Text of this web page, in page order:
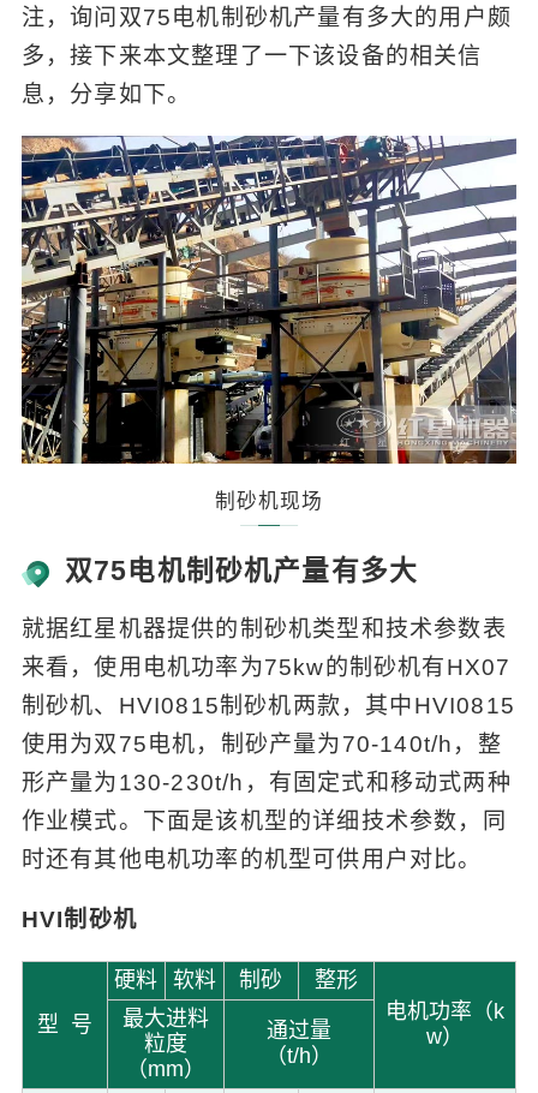
注，询问双75电机制砂机产量有多大的用户颇
多，接下来本文整理了一下该设备的相关信
息，分享如下。
制砂机现场
双75电机制砂机产量有多大
就据红星机器提供的制砂机类型和技术参数表
来看，使用电机功率为75kw的制砂机有HX07
制砂机、HVI0815制砂机两款，其中HVI0815
使用为双75电机，制砂产量为70-140t/h，整
形产量为130-230t/h，有固定式和移动式两种
作业模式。下面是该机型的详细技术参数，同
时还有其他电机功率的机型可供用户对比。
HVI制砂机
型 号
硬料 软料 制砂
整形
电机功率（k
w）
最大进料
粒度
（mm）
通过量
（t/h）